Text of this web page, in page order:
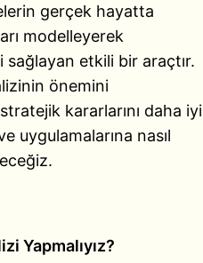
gerçek hayatta
modelleyerek
etkili bir araçtır.
önemini
kararlarını daha iyi
uygulamalarına nasıl
Yapmalıyız?